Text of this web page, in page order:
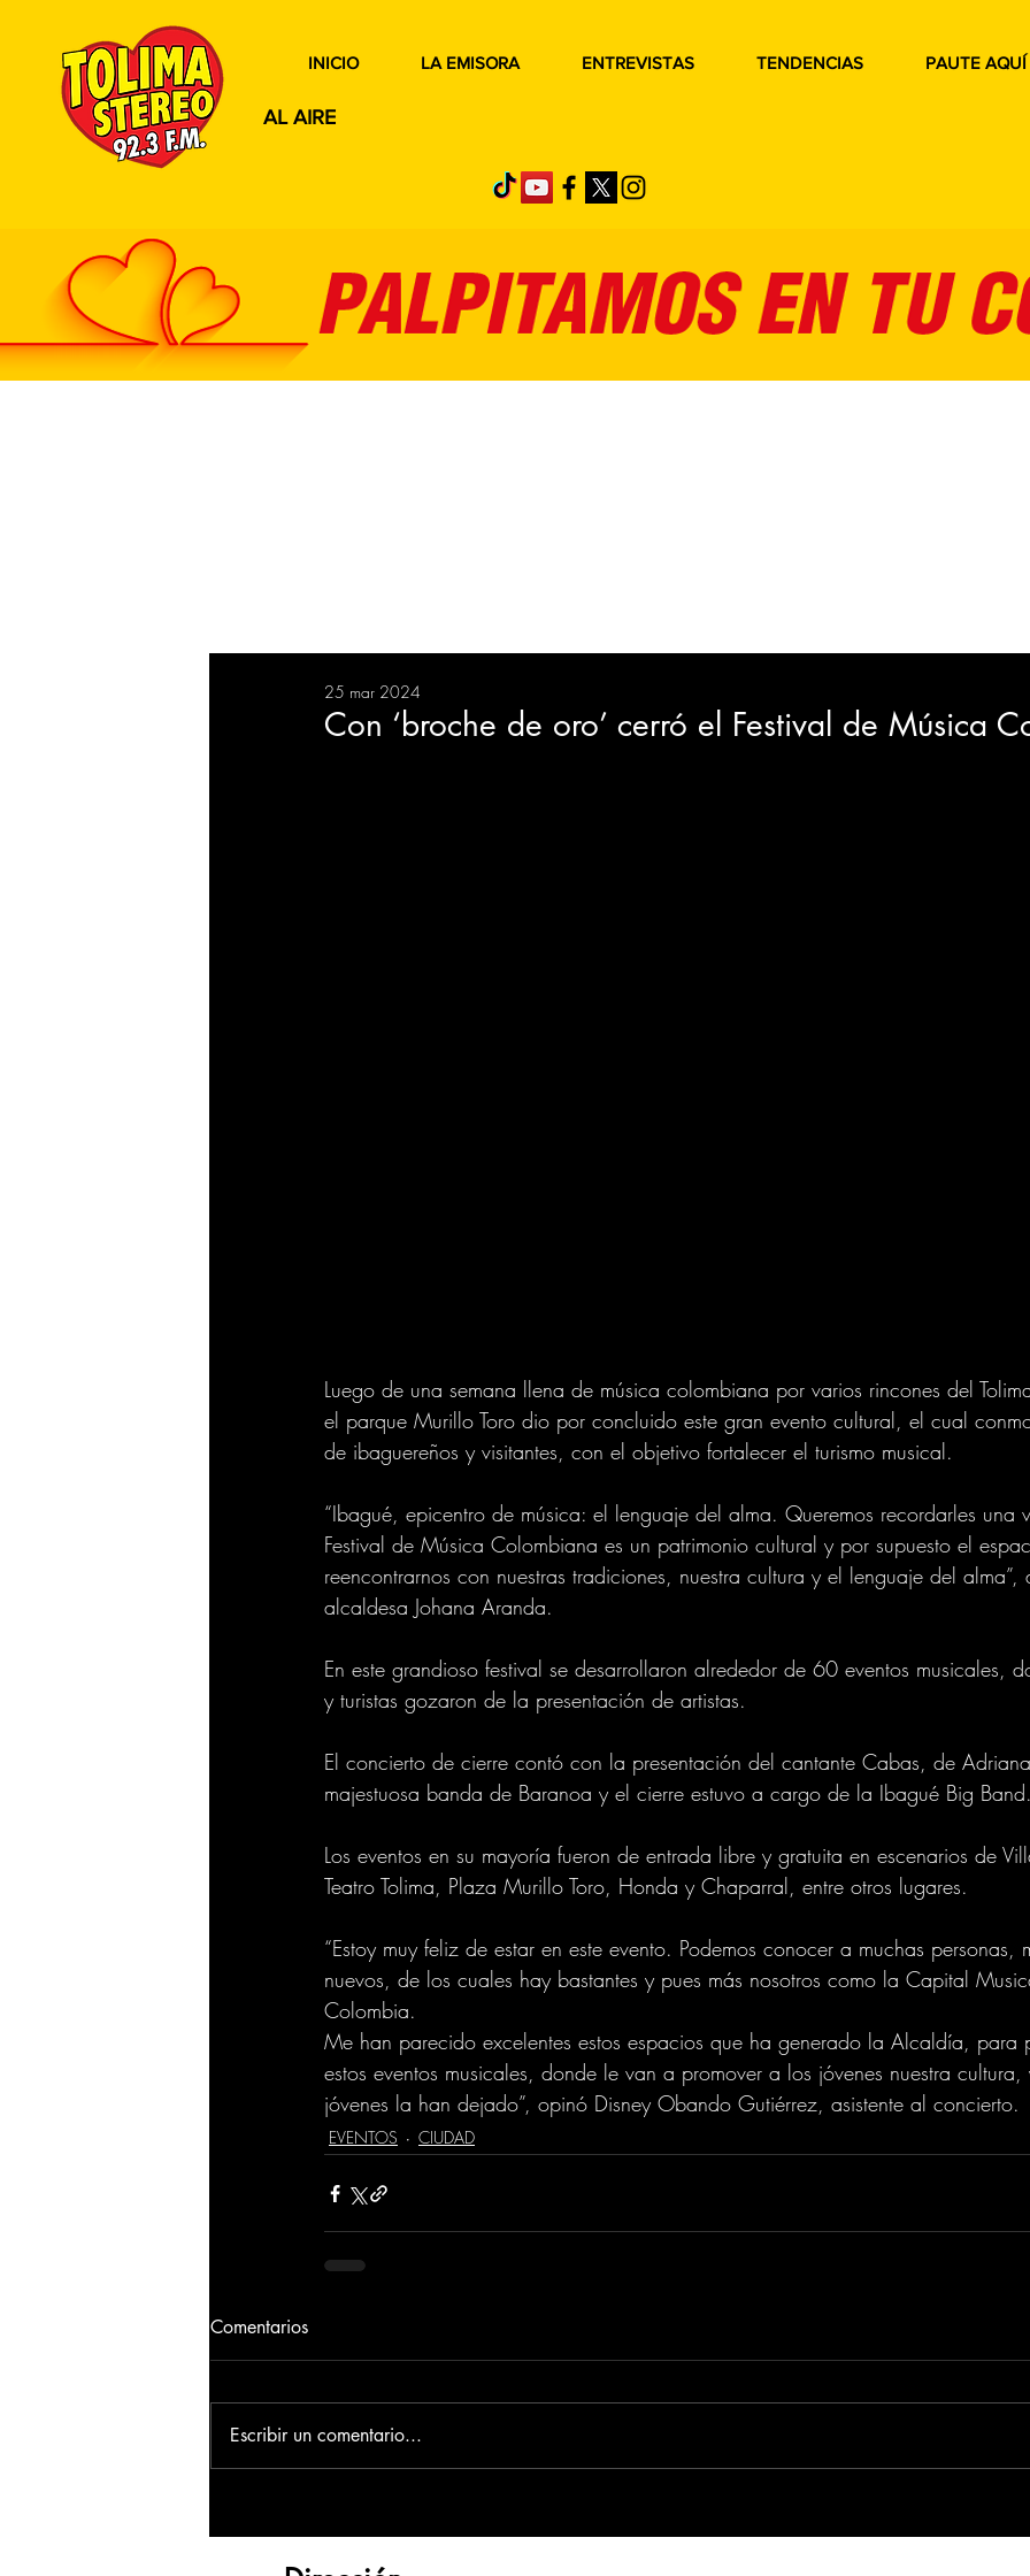
AL AIRE
INICIO LA EMISORA ENTREVISTAS TENDENCIAS PAUTE AQUÍ
BIENESTAR EVENTOS
Con ‘broche de oro’ cerró el Festival de Música
25 mar 2024
Luego de una semana llena de música colombiana por varios rincones del
el parque Murillo Toro dio por concluido este gran evento cultural, el cual
de ibaguereños y visitantes, con el objetivo fortalecer el turismo musical.
“Ibagué, epicentro de música: el lenguaje del alma. Queremos recordarles una
Festival de Música Colombiana es un patrimonio cultural y por supuesto el
reencontrarnos con nuestras tradiciones, nuestra cultura y el lenguaje del alma”,
alcaldesa Johana Aranda.
En este grandioso festival se desarrollaron alrededor de 60 eventos musicales,
y turistas gozaron de la presentación de artistas.
El concierto de cierre contó con la presentación del cantante Cabas, de
majestuosa banda de Baranoa y el cierre estuvo a cargo de la Ibagué Big Band.
Los eventos en su mayoría fueron de entrada libre y gratuita en escenarios de
Teatro Tolima, Plaza Murillo Toro, Honda y Chaparral, entre otros lugares.
“Estoy muy feliz de estar en este evento. Podemos conocer a muchas personas,
nuevos, de los cuales hay bastantes y pues más nosotros como la Capital
Colombia.
Me han parecido excelentes estos espacios que ha generado la Alcaldía, para
estos eventos musicales, donde le van a promover a los jóvenes nuestra
jóvenes la han dejado”, opinó Disney Obando Gutiérrez, asistente al concierto.
EVENTOS CIUDAD
Comentarios
Escribir un comentario...